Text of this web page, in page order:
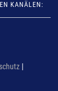
KANÄLEN: